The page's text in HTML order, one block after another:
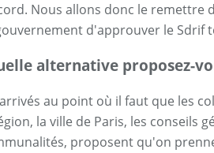
Nous allons donc le remettre
d'approuver le Sdrif
alternative proposez-
au point où il faut que les
la ville de Paris, les conseils
proposent qu'on